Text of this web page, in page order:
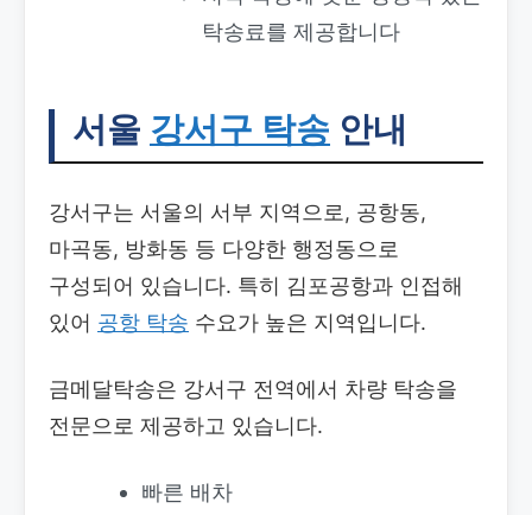
탁송료를 제공합니다
서울 강서구 탁송 안내
강서구는 서울의 서부 지역으로, 공항동,
마곡동, 방화동 등 다양한 행정동으로
구성되어 있습니다. 특히 김포공항과 인접해
있어 공항 탁송 수요가 높은 지역입니다.
금메달탁송은 강서구 전역에서 차량 탁송을
전문으로 제공하고 있습니다.
빠른 배차